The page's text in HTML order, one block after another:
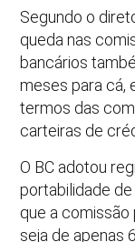
Segundo o
queda nas
bancários
meses para cá,
termos das
carteiras de
O BC adotou
portabilidade
que a
seja de apenas